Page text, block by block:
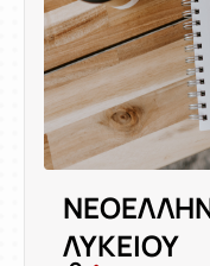
ΛΥΚΕΙΟΥ